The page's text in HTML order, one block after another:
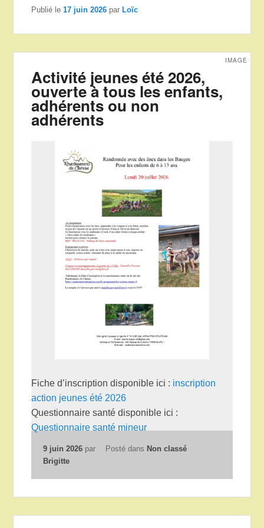
Publié le17 juin 2026 par Loïc
Activité jeunes été 2026,
ouverte à tous les enfants,
adhérents ou non
adhérents
IMAGE
Fiche d’inscription disponible ici : inscription
action jeunes été 2026
Questionnaire santé disponible ici :
Questionnaire santé mineur
9 juin 2026 par
Brigitte
Posté dans Non classé